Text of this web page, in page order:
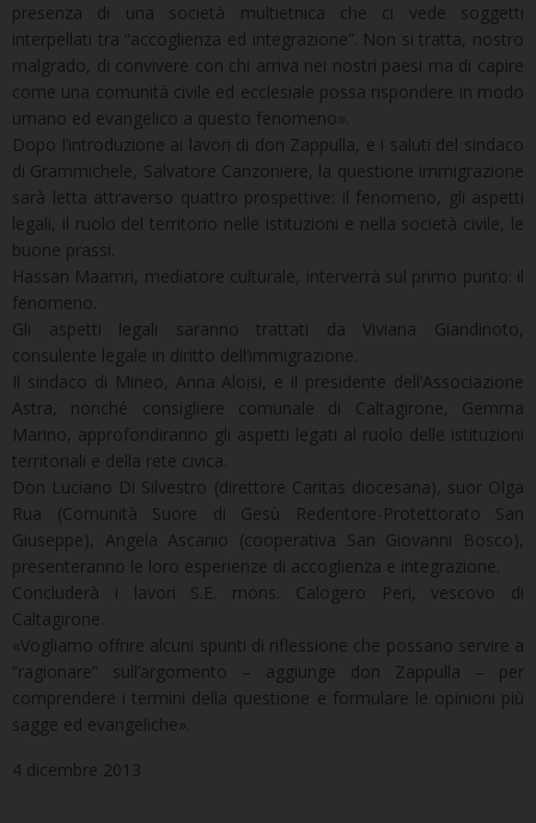
presenza di una società multietnica che ci vede soggetti
interpellati tra “accoglienza ed integrazione”. Non si tratta, nostro
malgrado, di convivere con chi arriva nei nostri paesi ma di capire
come una comunità civile ed ecclesiale possa rispondere in modo
umano ed evangelico a questo fenomeno».
Dopo l’introduzione ai lavori di don Zappulla, e i saluti del sindaco
di Grammichele, Salvatore Canzoniere, la questione immigrazione
sarà letta attraverso quattro prospettive: il fenomeno, gli aspetti
legali, il ruolo del territorio nelle istituzioni e nella società civile, le
buone prassi.
Hassan Maamri, mediatore culturale, interverrà sul primo punto: il
fenomeno.
Gli aspetti legali saranno trattati da Viviana Giandinoto,
consulente legale in diritto dell’immigrazione.
Il sindaco di Mineo, Anna Aloisi, e il presidente dell’Associazione
Astra, nonché consigliere comunale di Caltagirone, Gemma
Marino, approfondiranno gli aspetti legati al ruolo delle istituzioni
territoriali e della rete civica.
Don Luciano Di Silvestro (direttore Caritas diocesana), suor Olga
Rua (Comunità Suore di Gesù Redentore-Protettorato San
Giuseppe), Angela Ascanio (cooperativa San Giovanni Bosco),
presenteranno le loro esperienze di accoglienza e integrazione.
Concluderà i lavori S.E. mons. Calogero Peri, vescovo di
Caltagirone.
«Vogliamo offrire alcuni spunti di riflessione che possano servire a
“ragionare” sull’argomento – aggiunge don Zappulla – per
comprendere i termini della questione e formulare le opinioni più
sagge ed evangeliche».
4 dicembre 2013